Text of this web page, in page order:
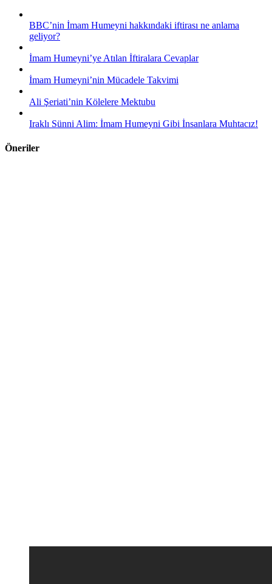
BBC’nin İmam Humeyni hakkındaki iftirası ne anlama
geliyor?
İmam Humeyni’ye Atılan İftiralara Cevaplar
İmam Humeyni’nin Mücadele Takvimi
Ali Şeriati’nin Kölelere Mektubu
Iraklı Sünni Alim: İmam Humeyni Gibi İnsanlara Muhtacız!
Öneriler